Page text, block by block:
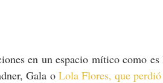
en un espacio mítico como
Gala o Lola Flores, que